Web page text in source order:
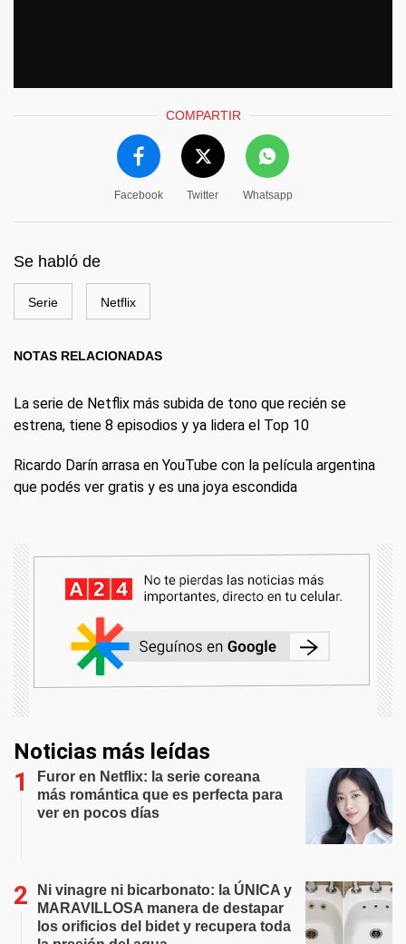
COMPARTIR
Facebook Twitter Whatsapp
Se habló de
Serie Netflix
NOTAS RELACIONADAS
La serie de Netflix más subida de tono que recién se
estrena, tiene 8 episodios y ya lidera el Top 10
Ricardo Darín arrasa en YouTube con la película argentina
que podés ver gratis y es una joya escondida
Noticias más leídas
Furor en Netflix: la serie coreana
más romántica que es perfecta para
ver en pocos días
Ni vinagre ni bicarbonato: la ÚNICA y
MARAVILLOSA manera de destapar
los orificios del bidet y recupera toda